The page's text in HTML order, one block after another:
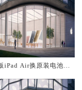
iPad Air换原装电池维